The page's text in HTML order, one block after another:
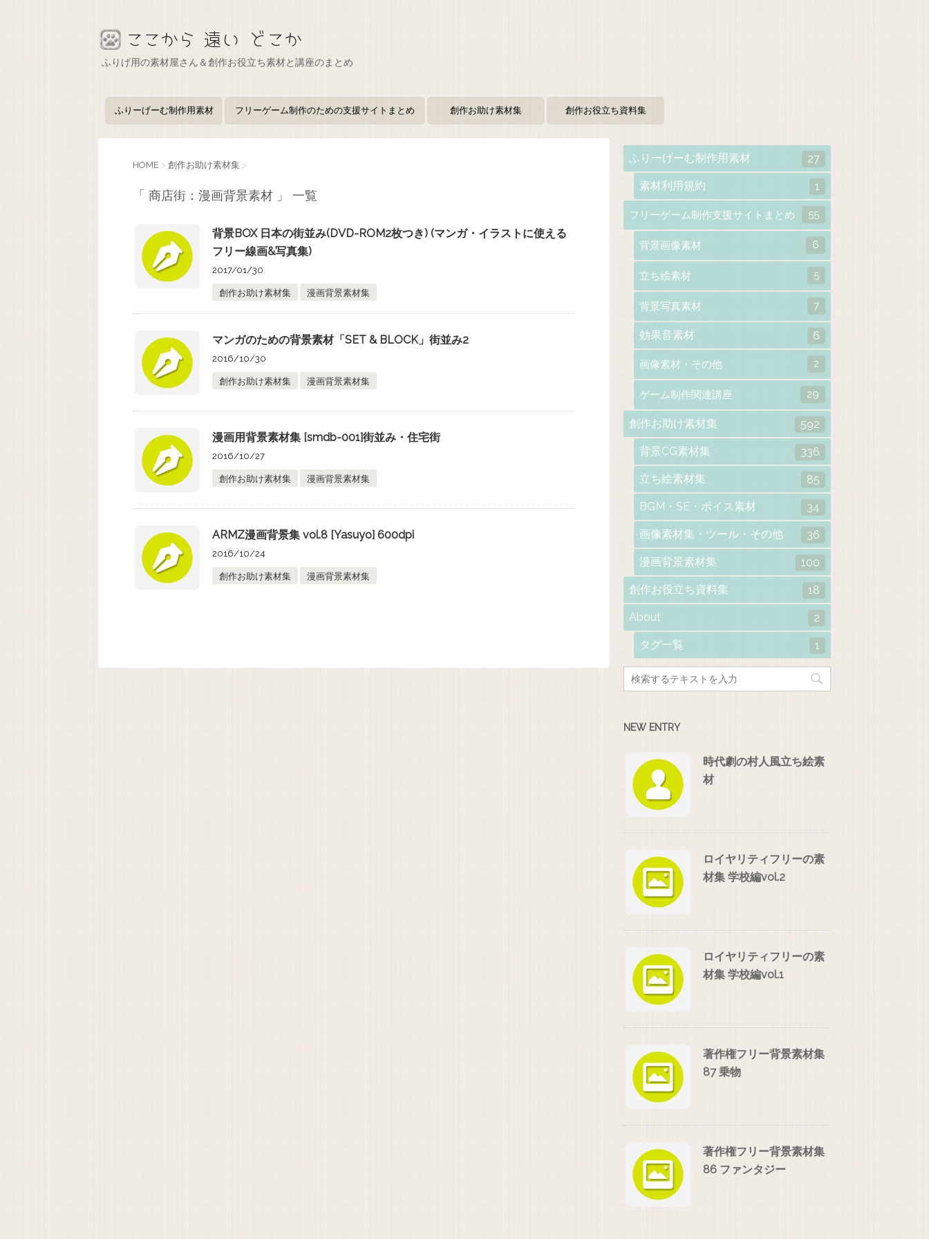
ふりげ用の素材屋さん＆創作お役立ち素材と講座のまとめ
ふりーげーむ制作用素材 フリーゲーム制作のための支援サイトまとめ 創作お助け素材集 創作お役立ち資料集
HOME > 創作お助け素材集 >
「 商店街：漫画背景素材 」 一覧
背景BOX 日本の街並み(DVD-ROM2枚つき) (マンガ・イラストに使える
フリー線画&写真集)
2017/01/30
創作お助け素材集 漫画背景素材集
マンガのための背景素材「SET & BLOCK」街並み2
2016/10/30
創作お助け素材集 漫画背景素材集
漫画用背景素材集 [smdb-001]街並み・住宅街
2016/10/27
創作お助け素材集 漫画背景素材集
ARMZ漫画背景集 vol.8 [Yasuyo] 600dpi
2016/10/24
創作お助け素材集 漫画背景素材集
ふりーげーむ制作用素材 27
素材利用規約 1
フリーゲーム制作支援サイトまとめ 55
背景画像素材 6
立ち絵素材 5
背景写真素材 7
効果音素材 6
画像素材・その他 2
ゲーム制作関連講座 29
創作お助け素材集 592
背景CG素材集 336
立ち絵素材集 85
BGM・SE・ボイス素材 34
画像素材集・ツール・その他 36
漫画背景素材集 100
創作お役立ち資料集 18
About 2
タグ一覧 1
NEW ENTRY
時代劇の村人風立ち絵素
材
ロイヤリティフリーの素
材集 学校編vol.2
ロイヤリティフリーの素
材集 学校編vol.1
著作権フリー背景素材集
87 乗物
著作権フリー背景素材集
86 ファンタジー